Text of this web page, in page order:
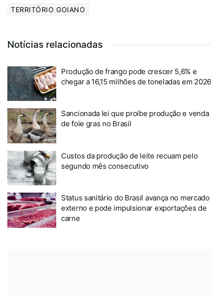
TERRITÓRIO GOIANO
Notícias relacionadas
Produção de frango pode crescer 5,6% e
chegar a 16,15 milhões de toneladas em 2026
Sancionada lei que proíbe produção e venda
de foie gras no Brasil
Custos da produção de leite recuam pelo
segundo mês consecutivo
Status sanitário do Brasil avança no mercado
externo e pode impulsionar exportações de
carne